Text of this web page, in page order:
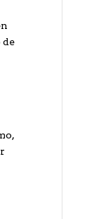
de